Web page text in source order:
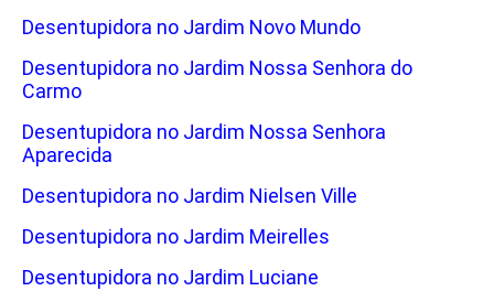
Desentupidora no Jardim Novo Mundo
Desentupidora no Jardim Nossa Senhora do
Carmo
Desentupidora no Jardim Nossa Senhora
Aparecida
Desentupidora no Jardim Nielsen Ville
Desentupidora no Jardim Meirelles
Desentupidora no Jardim Luciane